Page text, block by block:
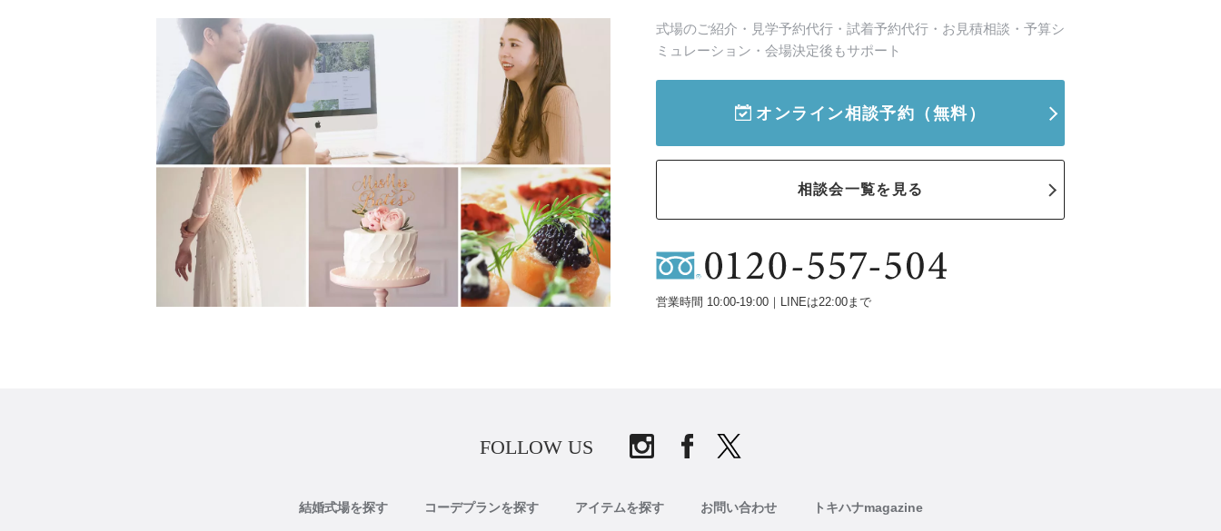
式場のご紹介・見学予約代行・試着予約代行・お見積相談・予算シ
ミュレーション・会場決定後もサポート
オンライン相談予約 （無料）
相談会一覧を見る
営業時間 10:00-19:00｜LINEは22:00まで
FOLLOW US
結婚式場を探す コーデプランを探す アイテムを探す お問い合わせ トキハナmagazine